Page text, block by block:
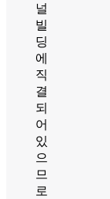
널
빌
딩
에
직
결
되
어
있
으
므
로